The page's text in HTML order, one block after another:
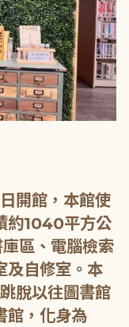
開館，本館使
約1040平方公
區、電腦檢索
及自修室。本
脫以往圖書館
館，化身為